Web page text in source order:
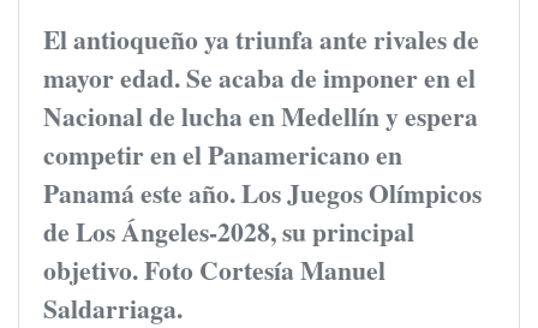
El antioqueño ya triunfa ante rivales de
mayor edad. Se acaba de imponer en el
Nacional de lucha en Medellín y espera
competir en el Panamericano en
Panamá este año. Los Juegos Olímpicos
de Los Ángeles-2028, su principal
objetivo. Foto Cortesía Manuel
Saldarriaga.